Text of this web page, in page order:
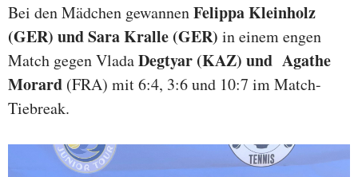
Bei den Mädchen gewannenFelippa Kleinholz
(GER) und Sara Kralle (GER) in einem engen
Match gegen VladaDegtyar (KAZ) und Agathe
Morard (FRA) mit 6:4, 3:6 und 10:7 im Match-
Tiebreak.